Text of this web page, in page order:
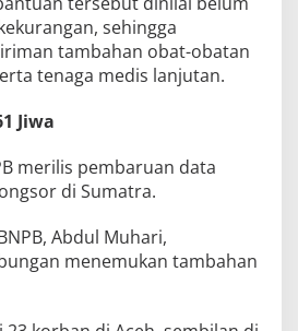
sehingga
tambahan obat-obatan
tenaga medis lanjutan.
Jiwa
merilis pembaruan data
di Sumatra.
Abdul Muhari,
menemukan tambahan